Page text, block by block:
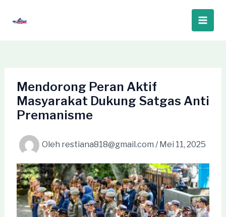
Main
Mendorong Peran Aktif
Masyarakat Dukung Satgas Anti
Premanisme
Oleh restiana818@gmail.com / Mei 11, 2025